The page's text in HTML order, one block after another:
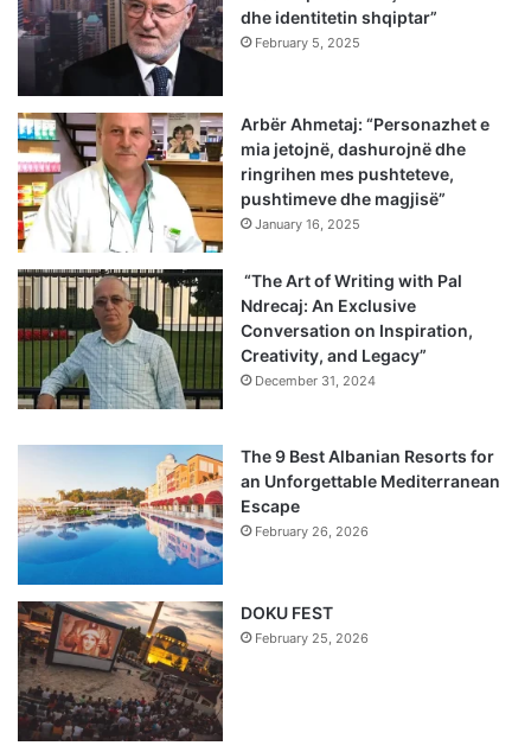
dhe identitetin shqiptar”
February 5, 2025
Arbër Ahmetaj: “Personazhet e
mia jetojnë, dashurojnë dhe
ringrihen mes pushteteve,
pushtimeve dhe magjisë”
January 16, 2025
“The Art of Writing with Pal
Ndrecaj: An Exclusive
Conversation on Inspiration,
Creativity, and Legacy”
December 31, 2024
The 9 Best Albanian Resorts for
an Unforgettable Mediterranean
Escape
February 26, 2026
DOKU FEST
February 25, 2026